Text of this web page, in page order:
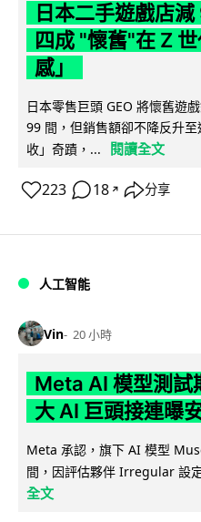
日本二手遊戲店
四成 "懷舊"在 Z
感」
日本零售巨頭 GEO 將懷舊遊
99 間，但銷售額卻不降反升
收」奇蹟，...
閱讀全文
223 18 ↗ 分享
人工智能
Vin 20 小時
Meta AI 模型測試
大 AI 巨頭接連曝
Meta 承認，旗下 AI 模型
間，因評估夥伴 Irregular 設
全文